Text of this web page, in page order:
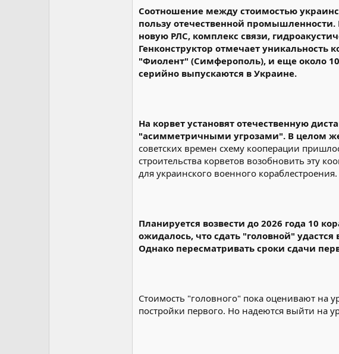
Соотношение между стоимостью
пользу отечественной промышленности.
новую РЛС, комплекс связи,
Генконструктор отмечает
"Фиолент" (Симферополь), и еще около
серийно выпускаются в Украине.
На корвет установят отечественную
"асимметричными угрозами". В целом
советских времен схему кооперации
строительства корветов возобновить эту
для украинского военного кораблестроения.
Планируется возвести до 2026 года 10
ожидалось, что сдать "головной"
Однако пересматривать сроки сдачи
Стоимость "головного" пока оценивают на
постройки первого. Но надеются выйти на